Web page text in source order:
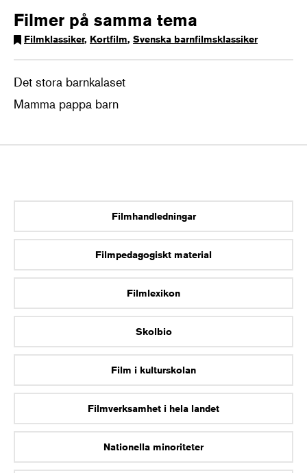
Filmer på samma tema
Filmklassiker, Kortfilm, Svenska barnfilmsklassiker
Det stora barnkalaset
Mamma pappa barn
Filmhandledningar
Filmpedagogiskt material
Filmlexikon
Skolbio
Film i kulturskolan
Filmverksamhet i hela landet
Nationella minoriteter